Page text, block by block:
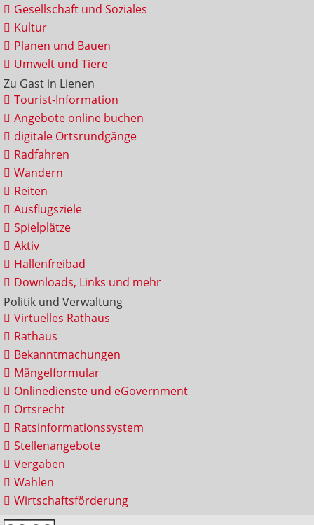
Gesellschaft und Soziales
Kultur
Planen und Bauen
Umwelt und Tiere
Zu Gast in Lienen
Tourist-Information
Angebote online buchen
digitale Ortsrundgänge
Radfahren
Wandern
Reiten
Ausflugsziele
Spielplätze
Aktiv
Hallenfreibad
Downloads, Links und mehr
Politik und Verwaltung
Virtuelles Rathaus
Rathaus
Bekanntmachungen
Mängelformular
Onlinedienste und eGovernment
Ortsrecht
Ratsinformationssystem
Stellenangebote
Vergaben
Wahlen
Wirtschaftsförderung